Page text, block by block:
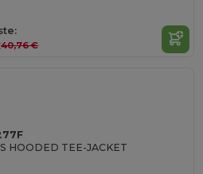
40,76 €
HOODED TEE-JACKET